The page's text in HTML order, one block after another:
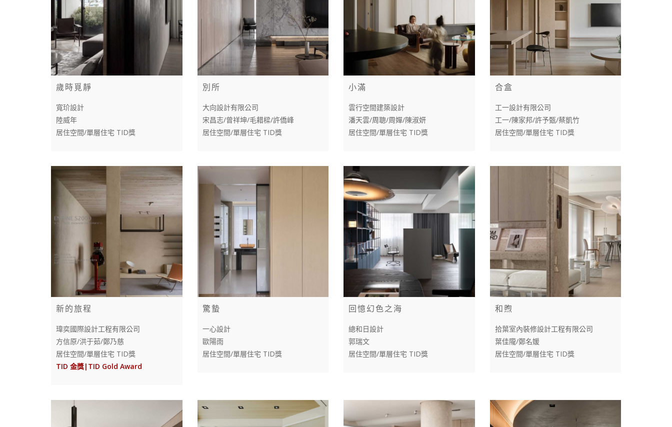
歲時覓靜
寬玠設計
陸威年
居住空間/單層住宅 TID獎
別所
大向設計有限公司
宋昌志/曾祥坤/毛耤樑/許僑峰
居住空間/單層住宅 TID獎
小滿
雲行空間建築設計
潘天雲/周聰/周嬋/陳淑妍
居住空間/單層住宅 TID獎
合盒
工一設計有限公司
工一/陳家邦/許予甄/蔡凱竹
居住空間/單層住宅 TID獎
新的旅程
瑋奕國際設計工程有限公司
方信原/洪于茹/鄭乃慈
居住空間/單層住宅 TID獎
TID 金獎|TID Gold Award
驚蟄
一心設計
歐陽雨
居住空間/單層住宅 TID獎
回憶幻色之海
總和日設計
郭瑞文
居住空間/單層住宅 TID獎
和煦
拾葉室內裝修設計工程有限公司
葉佳隴/鄭名媛
居住空間/單層住宅 TID獎